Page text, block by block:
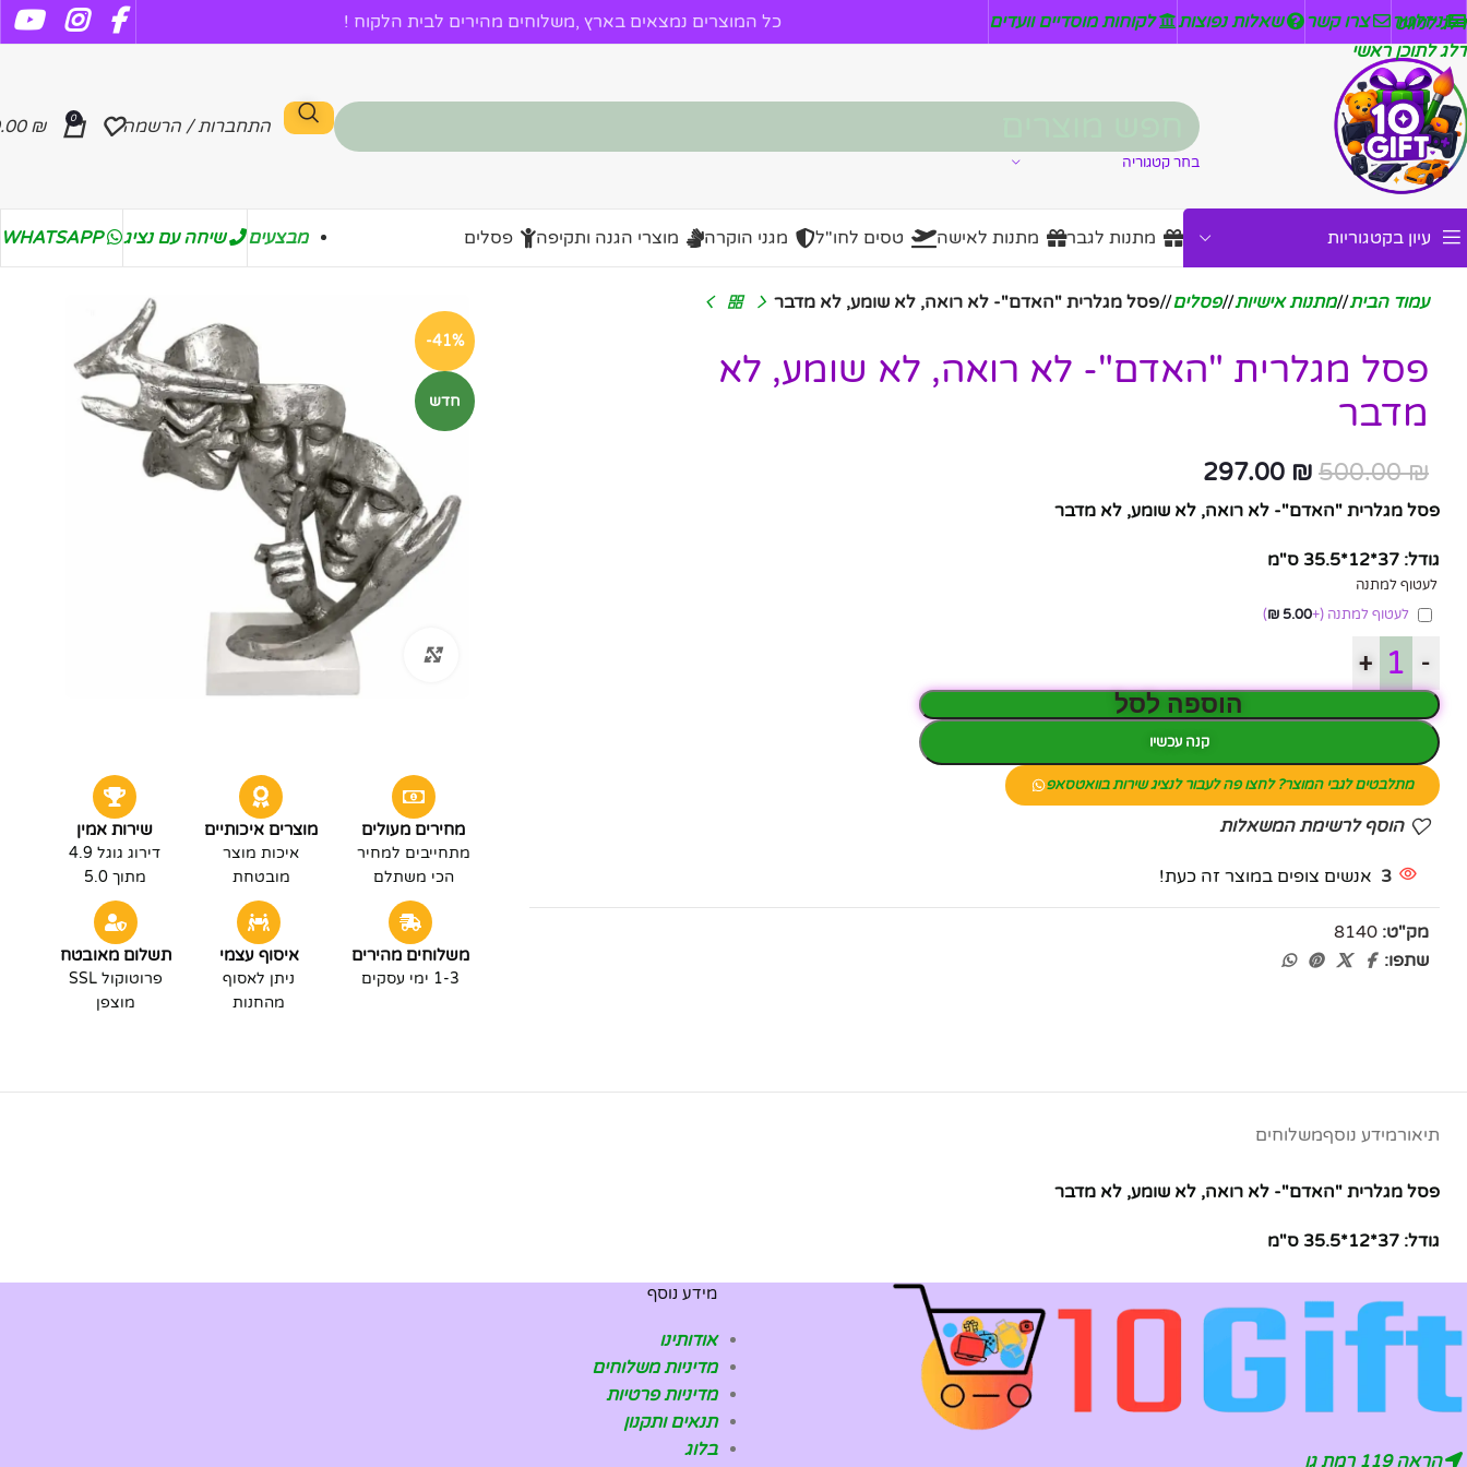
דלג לניווט
דלג לתוכן ראשי
ניזלטר צרו קשר שאלות נפוצות לקוחות מוסדיים וועדים כל המוצרים נמצאים בארץ ,משלוחים מהירים לבית הלקוח !
בחר קטגוריה
התחברות / הרשמה 0
₪
עיון בקטגוריות מתנות לגבר מתנות לאישה טסים לחו"ל מגני הוקרה מוצרי הגנה ותקיפה פסלים מבצעים שיחה עם נציג WHATSAPP
-41%
חדש
לחץ להגדלה
מחירים מעולים
מתחייבים למחיר
הכי משתלם
מוצרים איכותיים
איכות מוצר
מובטחת
שירות אמין
דירוג גוגל 4.9
מתוך 5.0
משלוחים מהירים
1-3 ימי עסקים
איסוף עצמי
ניתן לאסוף
מהחנות
תשלום מאובטח
פרוטוקול SSL
מוצפן
עמוד הבית/ מתנות אישיות/ פסלים/ פסל מגלרית "האדם"- לא רואה, לא שומע, לא מדבר
פסל מגלרית "האדם"- לא רואה, לא שומע, לא
מדבר
500.00₪
297.00 ₪
פסל מגלרית "האדם"- לא רואה, לא שומע, לא מדבר
גודל: 37*12*35.5 ס"מ
לעטוף למתנה
לעטוף למתנה(+
5.00
₪
)
-
+
הוספה לסל
קנה עכשיו
מתלבטים לגבי המוצר? לחצו פה לעבור לנציג שירות בוואטסאפ
הוסף לרשימת המשאלות
3 אנשים צופים במוצר זה כעת!
מק"ט:8140
שתפו:
תיאורמידע נוסףמשלוחים
פסל מגלרית "האדם"- לא רואה, לא שומע, לא מדבר
גודל: 37*12*35.5 ס"מ
הראה 119 רמת גן
מידע נוסף
אודותינו
מדיניות משלוחים
מדיניות פרטיות
תנאים ותקנון
בלוג
פייסבוק